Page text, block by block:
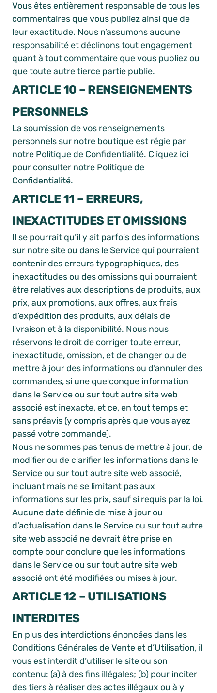
Vous êtes entièrement responsable de tous les
commentaires que vous publiez ainsi que de
leur exactitude. Nous n’assumons aucune
responsabilité et déclinons tout engagement
quant à tout commentaire que vous publiez ou
que toute autre tierce partie publie.
ARTICLE 10 – RENSEIGNEMENTS
PERSONNELS
La soumission de vos renseignements
personnels sur notre boutique est régie par
notre Politique de Confidentialité. Cliquez ici
pour consulter notre Politique de
Confidentialité.
ARTICLE 11 – ERREURS,
INEXACTITUDES ET OMISSIONS
Il se pourrait qu’il y ait parfois des informations
sur notre site ou dans le Service qui pourraient
contenir des erreurs typographiques, des
inexactitudes ou des omissions qui pourraient
être relatives aux descriptions de produits, aux
prix, aux promotions, aux offres, aux frais
d’expédition des produits, aux délais de
livraison et à la disponibilité. Nous nous
réservons le droit de corriger toute erreur,
inexactitude, omission, et de changer ou de
mettre à jour des informations ou d’annuler des
commandes, si une quelconque information
dans le Service ou sur tout autre site web
associé est inexacte, et ce, en tout temps et
sans préavis (y compris après que vous ayez
passé votre commande).
Nous ne sommes pas tenus de mettre à jour, de
modifier ou de clarifier les informations dans le
Service ou sur tout autre site web associé,
incluant mais ne se limitant pas aux
informations sur les prix, sauf si requis par la loi.
Aucune date définie de mise à jour ou
d’actualisation dans le Service ou sur tout autre
site web associé ne devrait être prise en
compte pour conclure que les informations
dans le Service ou sur tout autre site web
associé ont été modifiées ou mises à jour.
ARTICLE 12 – UTILISATIONS
INTERDITES
En plus des interdictions énoncées dans les
Conditions Générales de Vente et d’Utilisation, il
vous est interdit d’utiliser le site ou son
contenu: (a) à des fins illégales; (b) pour inciter
des tiers à réaliser des actes illégaux ou à y